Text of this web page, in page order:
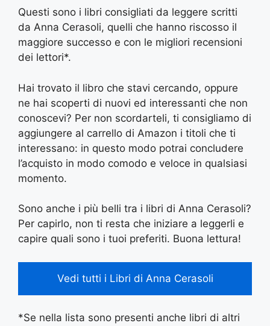
Questi sono i libri consigliati da leggere scritti
da Anna Cerasoli, quelli che hanno riscosso il
maggiore successo e con le migliori recensioni
dei lettori*.
Hai trovato il libro che stavi cercando, oppure
ne hai scoperti di nuovi ed interessanti che non
conoscevi? Per non scordarteli, ti consigliamo di
aggiungere al carrello di Amazon i titoli che ti
interessano: in questo modo potrai concludere
l’acquisto in modo comodo e veloce in qualsiasi
momento.
Sono anche i più belli tra i libri di Anna Cerasoli?
Per capirlo, non ti resta che iniziare a leggerli e
capire quali sono i tuoi preferiti. Buona lettura!
Vedi tutti i Libri di Anna Cerasoli
*Se nella lista sono presenti anche libri di altri